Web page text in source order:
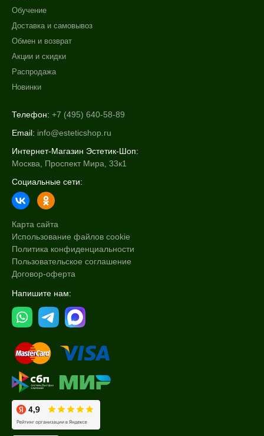
Обучение
Доставка и самовывоз
Обмен и возврат
Акции и скидки
Распродажа
Новинки
Телефон: +7 (495) 640-58-89
Email: info@esteticshop.ru
Интернет-Магазин Эстетик-Шоп:
Москва, Проспект Мира, 33к1
Социальные сети:
Карта сайта
Использование файлов cookie
Политика конфиденциальности
Пользовательское соглашение
Договор-оферта
Напишите нам: